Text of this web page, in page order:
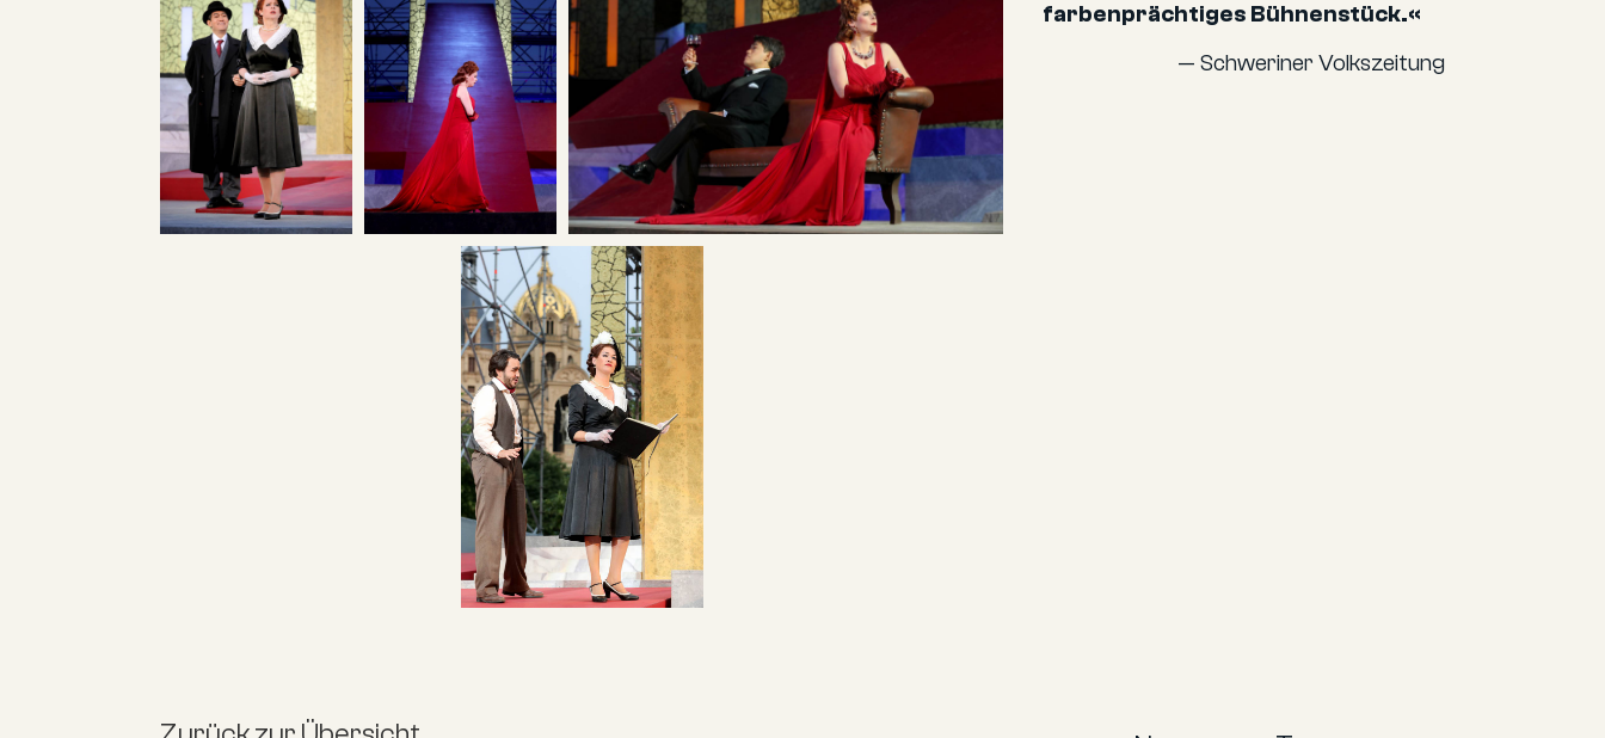
farbenprächtiges Bühnenstück.«
— Schweriner Volkszeitung